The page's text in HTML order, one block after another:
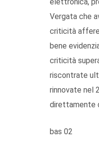
Vergata che
criticità
bene
criticità
riscontrate
rinnovate nel
direttamente
bas 02